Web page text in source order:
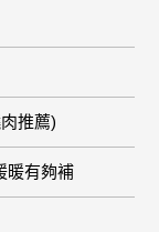
推薦)
暖有夠補